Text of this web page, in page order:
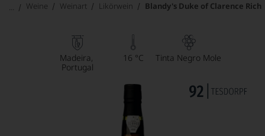
Weine Weinart Likörwein Blandy's Duke of Clarence Rich
Madeira
Portugal
16 °C Tinta Negro Mole